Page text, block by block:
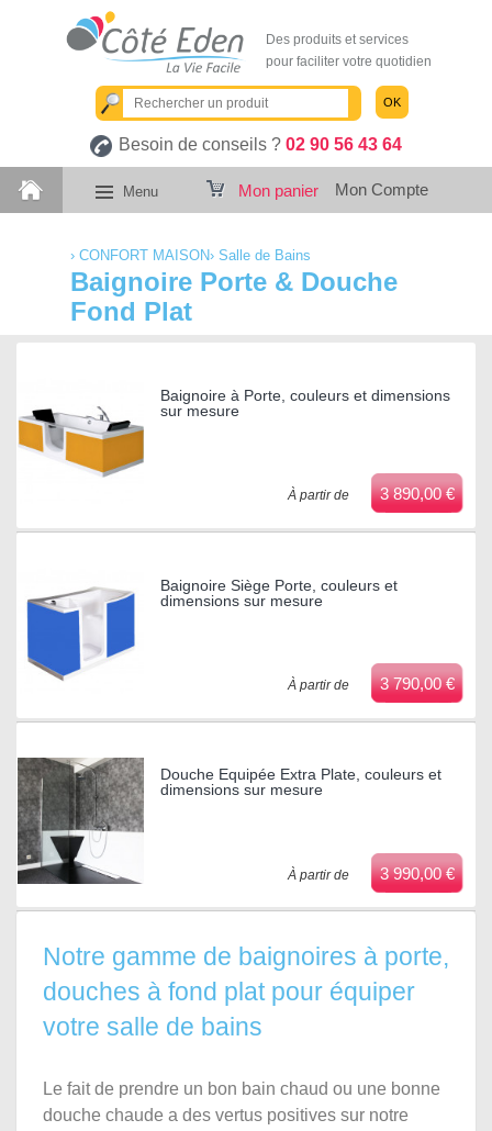
Des produits et services
pour faciliter votre quotidien
OK
Besoin de conseils ? 02 90 56 43 64
Menu Mon Compte
Mon panier
› CONFORT MAISON› Salle de Bains
Baignoire Porte & Douche
Fond Plat
Baignoire à Porte, couleurs et dimensions
sur mesure
À partir de 3 890,00 €
Baignoire Siège Porte, couleurs et
dimensions sur mesure
À partir de 3 790,00 €
Douche Equipée Extra Plate, couleurs et
dimensions sur mesure
À partir de 3 990,00 €
Notre gamme de baignoires à porte,
douches à fond plat pour équiper
votre salle de bains
Le fait de prendre un bon bain chaud ou une bonne
douche chaude a des vertus positives sur notre